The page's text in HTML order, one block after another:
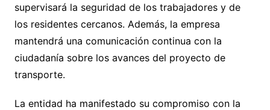
supervisará la seguridad de los trabajadores y de
los residentes cercanos. Además, la empresa
mantendrá una comunicación continua con la
ciudadanía sobre los avances del proyecto de
transporte.
La entidad ha manifestado su compromiso con la